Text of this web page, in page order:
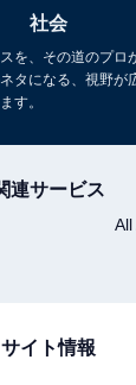
社会
を、その道のプロ
タになる、視野が
す。
連サービス
All
サイト情報